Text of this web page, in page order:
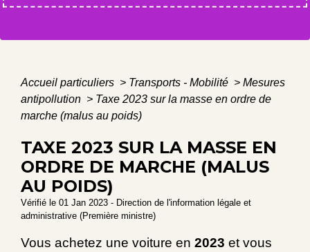
Accueil particuliers > Transports - Mobilité > Mesures
antipollution > Taxe 2023 sur la masse en ordre de
marche (malus au poids)
TAXE 2023 SUR LA MASSE EN
ORDRE DE MARCHE (MALUS
AU POIDS)
Vérifié le 01 Jan 2023 - Direction de l'information légale et
administrative (Première ministre)
Vous achetez une voiture en 2023 et vous